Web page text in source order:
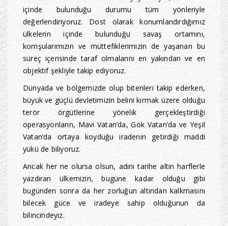
içinde bulunduğu durumu tüm yönleriyle
değerlendiriyoruz. Dost olarak konumlandırdığımız
ülkelerin içinde bulunduğu savaş ortamını,
komşularımızın ve müttefiklerimizin de yaşanan bu
süreç içerisinde taraf olmalarını en yakından ve en
objektif şekliyle takip ediyoruz.
Dünyada ve bölgemizde olup bitenleri takip ederken,
büyük ve güçlü devletimizin belini kırmak üzere olduğu
terör örgütlerine yönelik gerçekleştirdiği
operasyonların, Mavi Vatan’da, Gök Vatan’da ve Yeşil
Vatan’da ortaya koyduğu iradenin getirdiği maddi
yükü de biliyoruz.
Ancak her ne olursa olsun, adını tarihe altın harflerle
yazdıran ülkemizin, bugüne kadar olduğu gibi
bugünden sonra da her zorluğun altından kalkmasını
bilecek güce ve iradeye sahip olduğunun da
bilincindeyiz.